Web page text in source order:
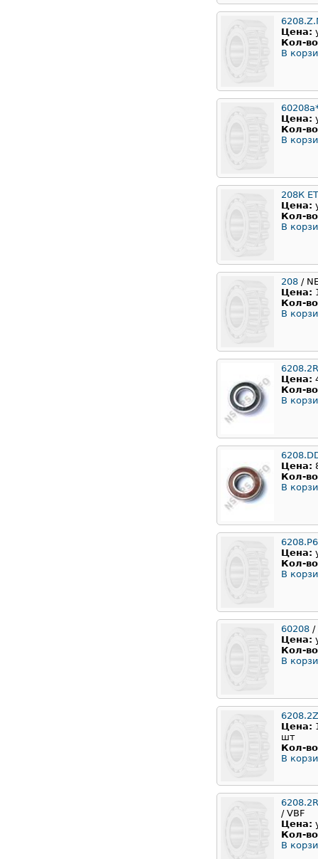
Цена:
Кол-
В
Цена:
Кол-
В
208К
Цена:
Кол-
В
208 /
Цена:
Кол-
В
Цена:
Кол-
В
Цена:
Кол-
В
Цена:
Кол-
В
60208 /
Цена:
Кол-
В
6208.2Z
Цена:
шт
Кол-
В
/ VBF
Цена:
Кол-
В